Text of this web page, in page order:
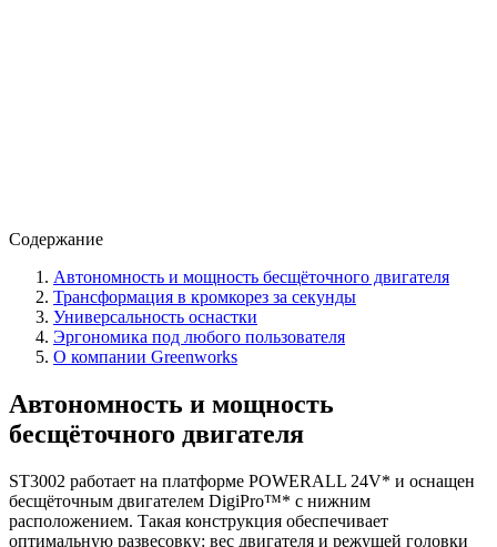
Содержание
Автономность и мощность бесщёточного двигателя
Трансформация в кромкорез за секунды
Универсальность оснастки
Эргономика под любого пользователя
О компании Greenworks
Автономность и мощность
бесщёточного двигателя
ST3002 работает на платформе POWERALL 24V* и оснащен
бесщёточным двигателем DigiPro™* с нижним
расположением. Такая конструкция обеспечивает
оптимальную развесовку: вес двигателя и режущей головки